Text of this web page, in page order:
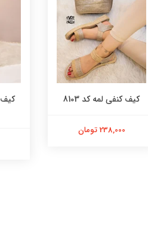
کیف کنفی لمه کد 8103
238,000 تومان